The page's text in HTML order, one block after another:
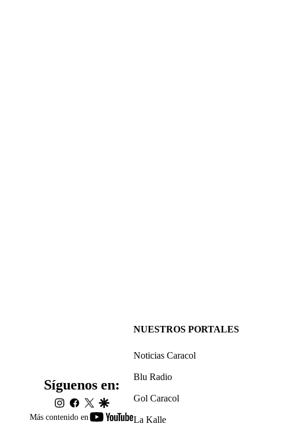
Más contenido en
youtube-
Síguenos en:
instagram
facebook
twittergoogle
NUESTROS PORTALES
Noticias Caracol
Blu Radio
Gol Caracol
La Kalle